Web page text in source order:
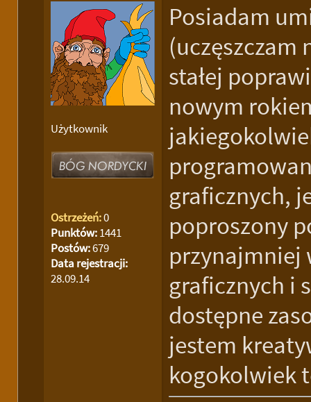
Użytkownik
Ostrzeżeń:0
Punktów:1441
Postów:679
Data rejestracji:
28.09.14
Posiadam
(uczęszczam
stałej
nowym
graficznych,
poproszony
przynajmniej
graficznych i
dostępne
jestem
kogokolwiek